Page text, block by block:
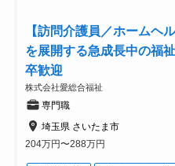
【訪問介護員／ホームヘ
を展開する急成長中の福
卒歓迎
株式会社愛総合福祉
専門職
埼玉県 さいたま市
204万円〜288万円